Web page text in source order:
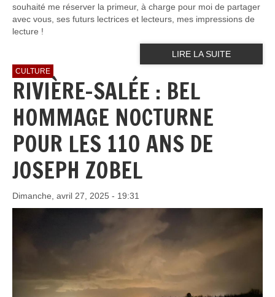
souhaité me réserver la primeur, à charge pour moi de partager
avec vous, ses futurs lectrices et lecteurs, mes impressions de
lecture !
LIRE LA SUITE
CULTURE
RIVIÈRE-SALÉE : BEL
HOMMAGE NOCTURNE
POUR LES 110 ANS DE
JOSEPH ZOBEL
Dimanche, avril 27, 2025 - 19:31